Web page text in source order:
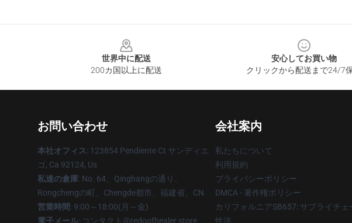
世界中に配送
200カ国以上に配送
安心してお買い物
クリックから配送まで24/7
お問い合わせ
本社オフィス: 123854 Pendiente Ct サンディエ
ゴ, Ca 92124, Us
私達の倉庫: No. 64、Qinghangの通り、
Rongchengの町、Chengde都市、福建省、CN
営業時間: 9:00～18:00(月～金)
電子メール: コンタクト@redoofhealer.store
会社案内
私たちについて
利用規約
プライバシーポリシー
DMCA - 著作権ポリシー
カリフォルニアSB657: サプライチェ
性法